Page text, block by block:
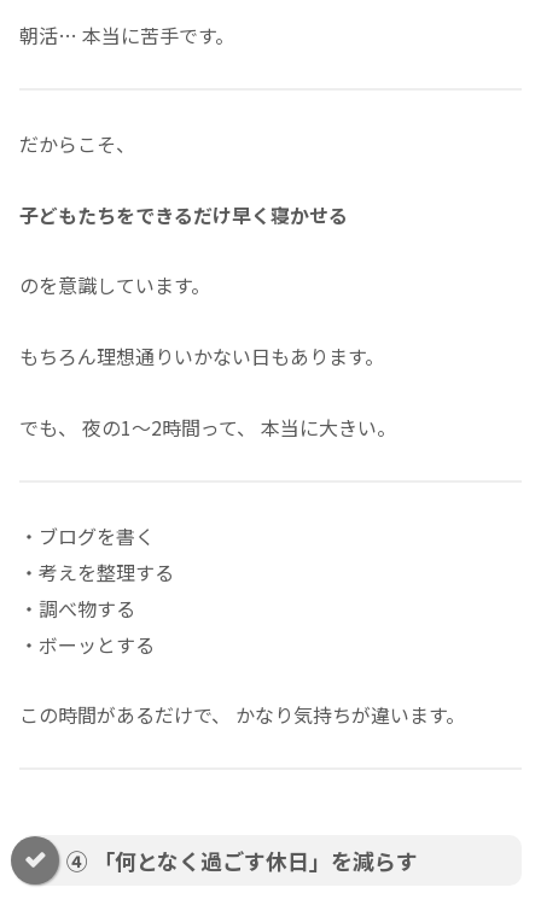
朝活… 本当に苦手です。
だからこそ、
子どもたちをできるだけ早く寝かせる
のを意識しています。
もちろん理想通りいかない日もあります。
でも、 夜の1〜2時間って、 本当に大きい。
・ブログを書く
・考えを整理する
・調べ物する
・ボーッとする
この時間があるだけで、 かなり気持ちが違います。
④ 「何となく過ごす休日」を減らす